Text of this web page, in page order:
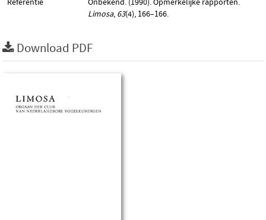
Referentie
Onbekend. (1990). Opmerkelijke rapporten.
Limosa, 63(4), 166–166.
Download PDF